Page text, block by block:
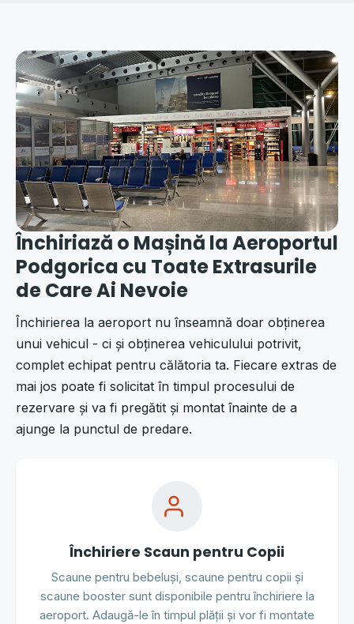
Închiriază o Mașină la Aeroportul
Podgorica cu Toate Extrasurile
de Care Ai Nevoie
Închirierea la aeroport nu înseamnă doar obținerea
unui vehicul - ci și obținerea vehiculului potrivit,
complet echipat pentru călătoria ta. Fiecare extras de
mai jos poate fi solicitat în timpul procesului de
rezervare și va fi pregătit și montat înainte de a
ajunge la punctul de predare.
Închiriere Scaun pentru Copii
Scaune pentru bebeluși, scaune pentru copii și
scaune booster sunt disponibile pentru închiriere la
aeroport. Adaugă-le în timpul plății și vor fi montate